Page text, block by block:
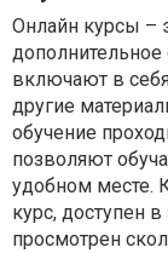
Онлайн курсы –
включают в
другие
обучение
позволяют
удобном месте.
курс, доступен
просмотрен